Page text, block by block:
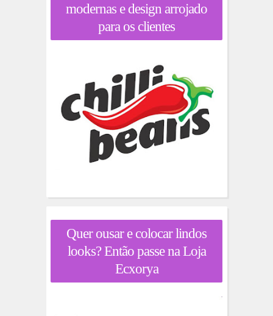
modernas e design arrojado
para os clientes
Quer ousar e colocar lindos
looks? Então passe na Loja
Ecxorya